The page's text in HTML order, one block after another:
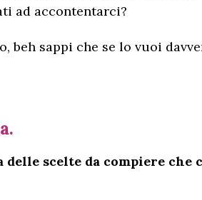
ad accontentarci?
sappi che se lo vuoi
scelte da compiere